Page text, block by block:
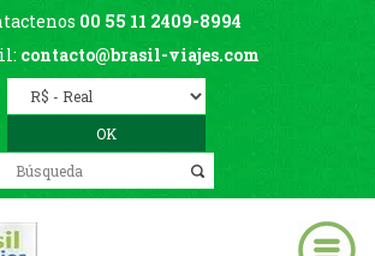
00 55 11 2409-8994
contacto@brasil-viajes.com